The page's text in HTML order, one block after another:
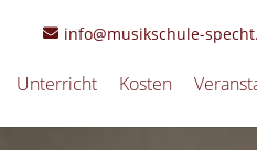
info@musikschule-
Unterricht Kosten